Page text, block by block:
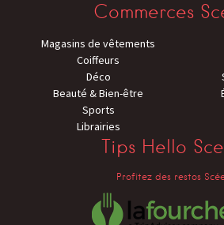
Commerces
Magasins de vêtements
Coiffeurs
Déco
Beauté & Bien-être
Sports
Librairies
Tips Hello
Profitez des restos